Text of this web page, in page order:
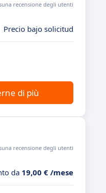
recensione degli utenti
Precio bajo solicitud
di più
recensione degli utenti
da 19,00 € /mese